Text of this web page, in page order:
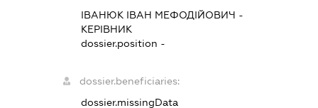
ІВАНЮК ІВАН МЕФОДІЙОВИЧ -
КЕРІВНИК
dossier.position -
dossier.beneficiaries:
dossier.missingData